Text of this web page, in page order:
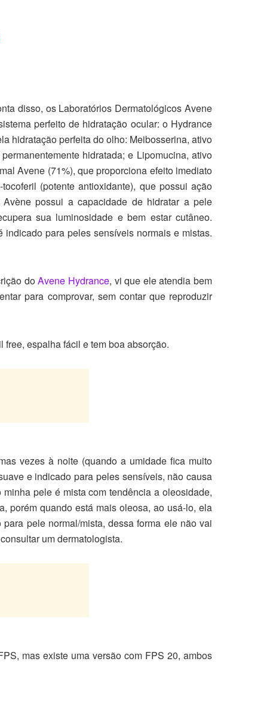
disso, os Laboratórios Dermatológicos Avene
perfeito de hidratação ocular: o Hydrance
hidratação perfeita do olho: Meibosserina, ativo
hidratada; e Lipomucina, ativo
Avene (71%), que proporciona efeito imediato
(potente antioxidante), que possui ação
possui a capacidade de hidratar a pele
sua luminosidade e bem estar cutâneo.
indicado para peles sensíveis normais e mistas.
doAvene Hydrance, vi que ele atendia bem
para comprovar, sem contar que reproduzir
espalha fácil e tem boa absorção.
vezes à noite (quando a umidade fica muito
e indicado para peles sensíveis, não causa
pele é mista com tendência a oleosidade,
porém quando está mais oleosa, ao usá-lo, ela
pele normal/mista, dessa forma ele não vai
um dermatologista.
mas existe uma versão com FPS 20, ambos